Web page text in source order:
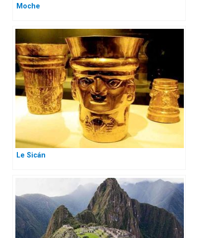
Moche
Le Sicán